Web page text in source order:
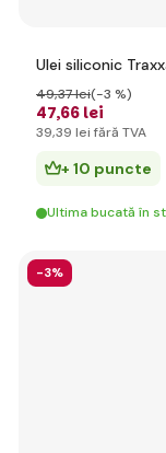
Ulei siliconic
47,66 lei
49,37 lei(-3 %)
39,39 lei fără TVA
+ 10 puncte
Ultima bucată în
-3%